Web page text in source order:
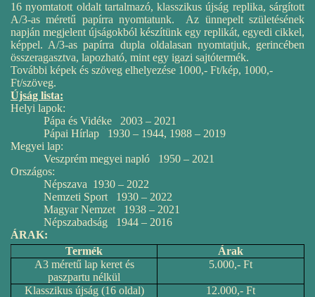
16 nyomtatott oldalt tartalmazó, klasszikus újság replika, sárgított
A/3-as méretű papírra nyomtatunk. Az ünnepelt születésének
napján megjelent újságokból készítünk egy replikát, egyedi cikkel,
képpel. A/3-as papírra dupla oldalasan nyomtatjuk, gerincében
összeragasztva, lapozható, mint egy igazi sajtótermék.
További képek és szöveg elhelyezése 1000,- Ft/kép, 1000,-
Ft/szöveg.
Újság lista:
Helyi lapok:
Pápa és Vidéke 2003 – 2021
Pápai Hírlap 1930 – 1944, 1988 – 2019
Megyei lap:
Veszprém megyei napló 1950 – 2021
Országos:
Népszava 1930 – 2022
Nemzeti Sport 1930 – 2022
Magyar Nemzet 1938 – 2021
Népszabadság 1944 – 2016
ÁRAK:
Termék
Árak
A3 méretű lap keret és
paszpartu nélkül
5.000,- Ft
Klasszikus újság (16 oldal) 12.000,- Ft